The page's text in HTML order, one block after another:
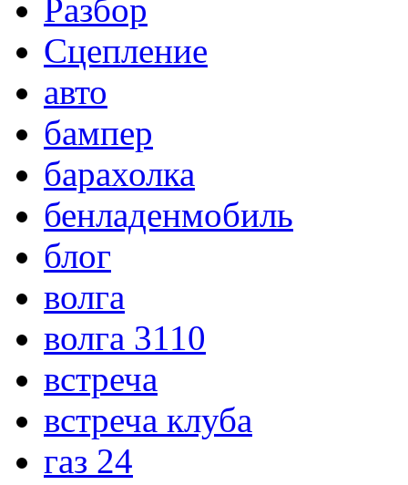
Разбор
Сцепление
авто
бампер
барахолка
бенладенмобиль
блог
волга
волга 3110
встреча
встреча клуба
газ 24